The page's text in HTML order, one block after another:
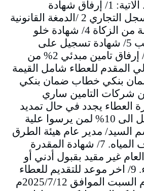
ترد وفق الشروط الاتية: 1/ إرفاق شهادة
التسجيل من المسجل التجاري 2 /الدمغة القانونية
3 /شهادة إبراء ذمة من الزكاة 4/ شهادة خلو
طرف من الضرائب 5/ شهادة تسجيل على
القيمة المضافة 6/ إرفاق تامين مبدئي 2% من
المقدم للعطاء شامل القيمة
بنكي خطاب ضمان بنكي
شركات التامين ساري
العطاء يجدد في حال تمديد
فترة العطاء ويكمل الى 10% لمن يرسوا علية
السيد/ مدير عام هيئة الطرق
والجسور ومصارف المياه. 7/ شهادة المقدرة
العام غير مقيد بقبول أدني أو
أعلى قيمة للعطاء. 9/ اخر موعد للتقديم للعطاء
وفتح الصندوق يوم السبت الموافق 2025/7/12م